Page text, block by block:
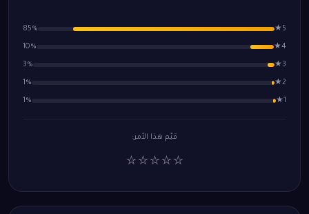
5★
85%
4★
10%
3★
3%
2★
1%
1★
1%
قيّم هذا الأمر:
⭐
⭐
⭐
⭐
⭐